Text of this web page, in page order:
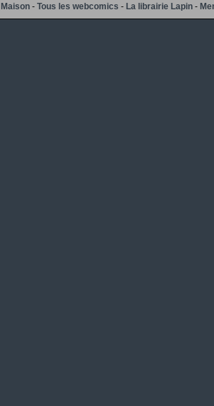
Maison -Tous les webcomics -La librairie Lapin -